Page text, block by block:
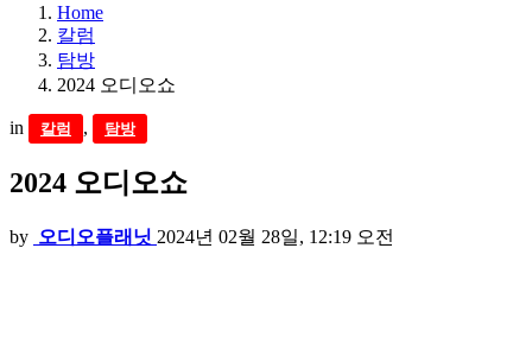
Home
칼럼
탐방
2024 오디오쇼
in 칼럼 , 탐방
2024 오디오쇼
by 오디오플래닛 2024년 02월 28일, 12:19 오전